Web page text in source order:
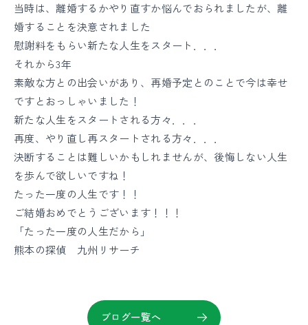
当時は、離婚するかやり直すか悩んでおられましたが、離
婚することを決意されました
慰謝料をもらい新たな人生をスタート．．．
それから3年
素敵な方との出会いがあり、再婚予定とのことで今は幸せ
ですとおっしゃいました！
新たな人生をスタートされる方々．．．
再度、やり直し再スタートされる方々．．．
決断することは難しいかもしれませんが、後悔しない人生
を歩んで欲しいですね！
たった一度の人生です！！
ご結婚おめでとうございます！！！
「たった一度の人生だから」
熊本の探偵 九州リサーチ
ブログ一覧へ